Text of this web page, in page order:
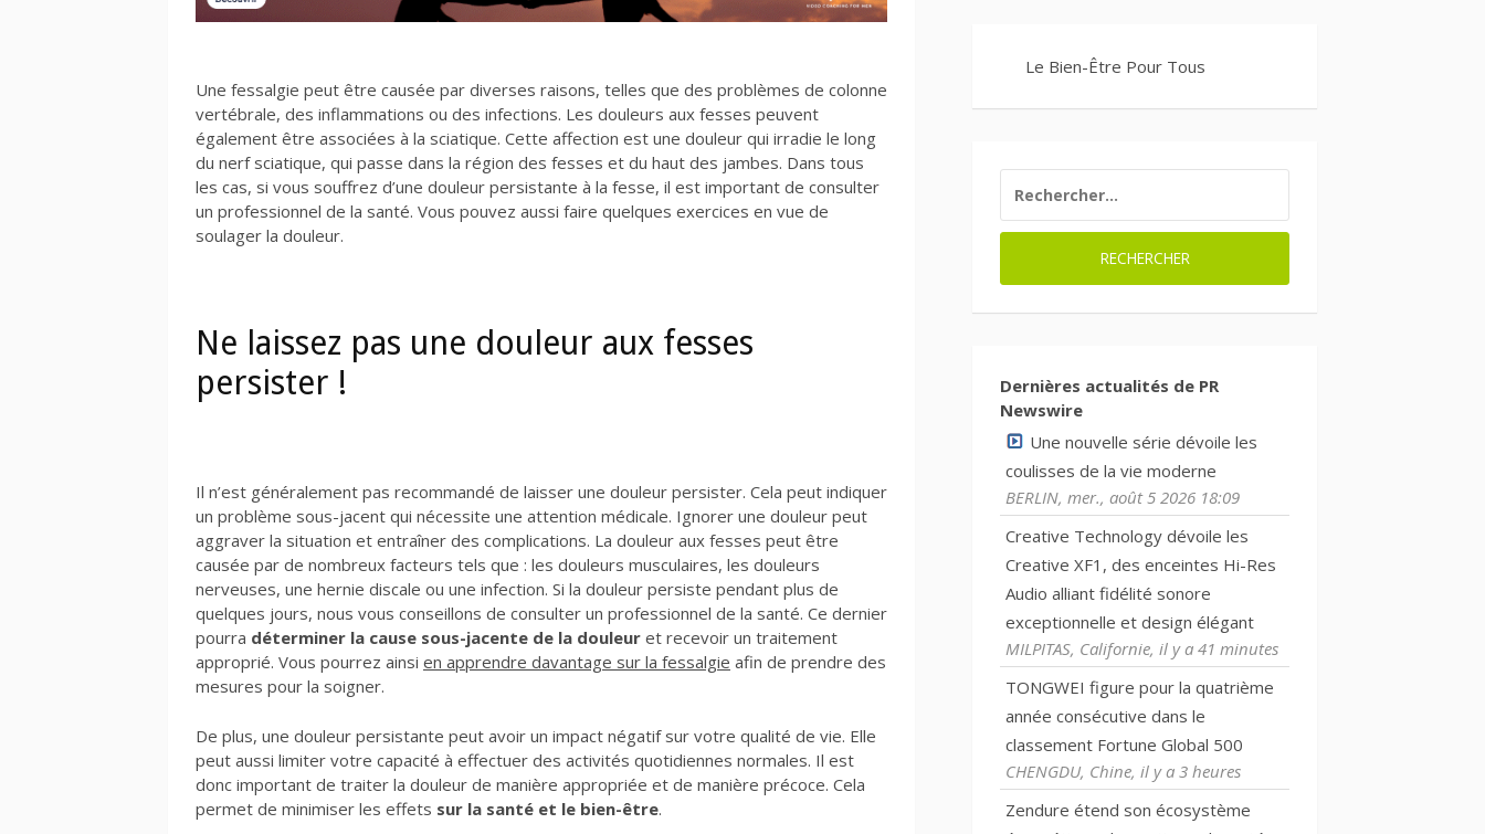
Une fessalgie peut être causée par diverses raisons, telles que des problèmes de colonne
vertébrale, des inflammations ou des infections. Les douleurs aux fesses peuvent
également être associées à la sciatique. Cette affection est une douleur qui irradie le long
du nerf sciatique, qui passe dans la région des fesses et du haut des jambes. Dans tous
les cas, si vous souffrez d’une douleur persistante à la fesse, il est important de consulter
un professionnel de la santé. Vous pouvez aussi faire quelques exercices en vue de
soulager la douleur.
Ne laissez pas une douleur aux fesses
persister !
Il n’est généralement pas recommandé de laisser une douleur persister. Cela peut indiquer
un problème sous-jacent qui nécessite une attention médicale. Ignorer une douleur peut
aggraver la situation et entraîner des complications. La douleur aux fesses peut être
causée par de nombreux facteurs tels que : les douleurs musculaires, les douleurs
nerveuses, une hernie discale ou une infection. Si la douleur persiste pendant plus de
quelques jours, nous vous conseillons de consulter un professionnel de la santé. Ce dernier
pourra déterminer la cause sous-jacente de la douleur et recevoir un traitement
approprié. Vous pourrez ainsi en apprendre davantage sur la fessalgie afin de prendre des
mesures pour la soigner.
De plus, une douleur persistante peut avoir un impact négatif sur votre qualité de vie. Elle
peut aussi limiter votre capacité à effectuer des activités quotidiennes normales. Il est
donc important de traiter la douleur de manière appropriée et de manière précoce. Cela
permet de minimiser les effets sur la santé et le bien-être.
Le Bien-Être Pour Tous
Dernières actualités de PR
Newswire
Une nouvelle série dévoile les
coulisses de la vie moderne
BERLIN, mer., août 5 2026 18:09
Creative Technology dévoile les
Creative XF1, des enceintes Hi-Res
Audio alliant fidélité sonore
exceptionnelle et design élégant
MILPITAS, Californie, il y a 41 minutes
TONGWEI figure pour la quatrième
année consécutive dans le
classement Fortune Global 500
CHENGDU, Chine, il y a 3 heures
Zendure étend son écosystème